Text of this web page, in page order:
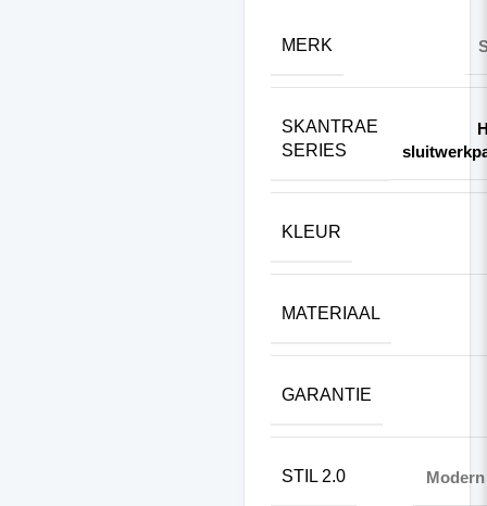
MERK
SKANTRAE
SERIES
KLEUR
MATERIAAL
GARANTIE
STIL 2.0